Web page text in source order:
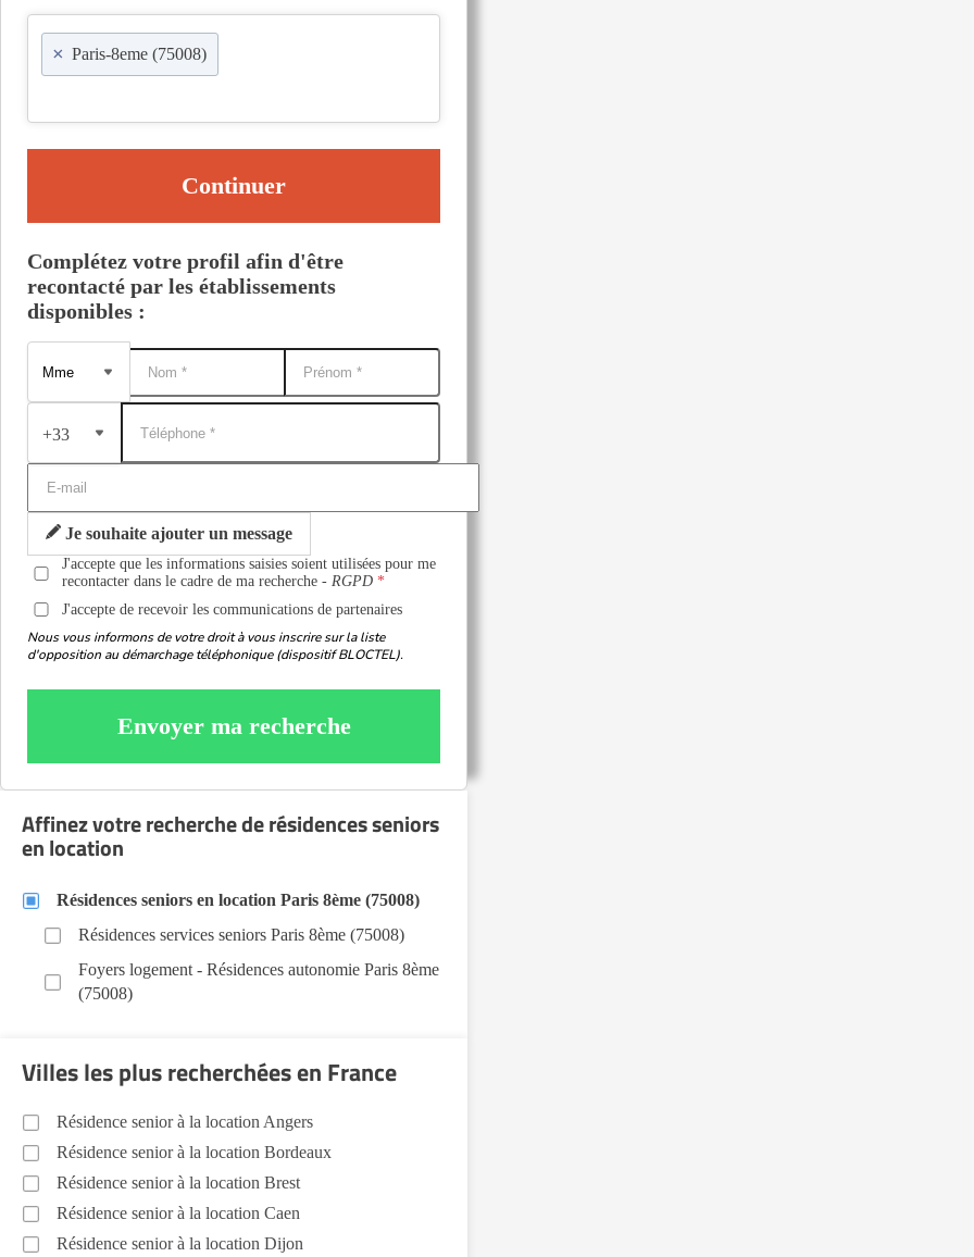
× Paris-8eme (75008)
Continuer
Complétez votre profil afin d'être
recontacté par les établissements
disponibles :
+33
Je souhaite ajouter un message
J'accepte que les informations saisies soient utilisées pour me
recontacter dans le cadre de ma recherche -RGPD
J'accepte de recevoir les communications de partenaires
Nous vous informons de votre droit à vous inscrire sur la liste
d'opposition au démarchage téléphonique (dispositif BLOCTEL).
Envoyer ma recherche
Affinez votre recherche de résidences seniors
en location
Résidences seniors en location Paris 8ème (75008)
Résidences services seniors Paris 8ème (75008)
Foyers logement - Résidences autonomie Paris 8ème
(75008)
Villes les plus recherchées en France
Résidence senior à la location Angers
Résidence senior à la location Bordeaux
Résidence senior à la location Brest
Résidence senior à la location Caen
Résidence senior à la location Dijon